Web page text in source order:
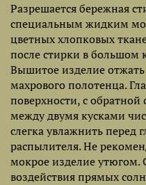
Разрешается бережная
специальным жидким
цветных хлопковых
после стирки в большом
Вышитое изделие
махрового полотенца.
поверхности, с
между двумя кусками
слегка увлажнить
распылителя. Не
мокрое изделие утюгом.
воздействия прямых